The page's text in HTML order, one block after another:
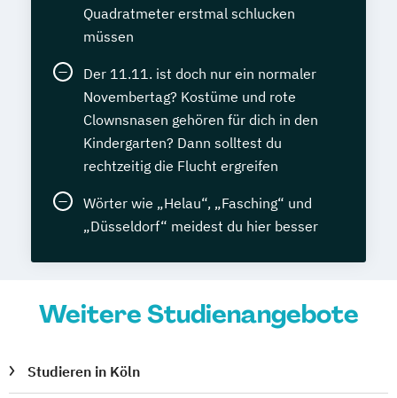
Quadratmeter erstmal schlucken
müssen
Der 11.11. ist doch nur ein normaler
Novembertag? Kostüme und rote
Clownsnasen gehören für dich in den
Kindergarten? Dann solltest du
rechtzeitig die Flucht ergreifen
Wörter wie „Helau“, „Fasching“ und
„Düsseldorf“ meidest du hier besser
Weitere Studienangebote
Studieren in Köln